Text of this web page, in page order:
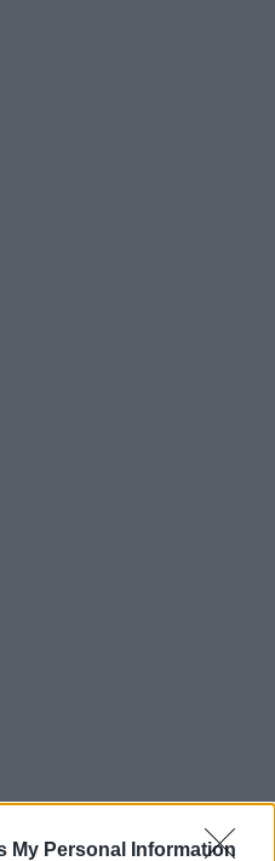
My Personal Information